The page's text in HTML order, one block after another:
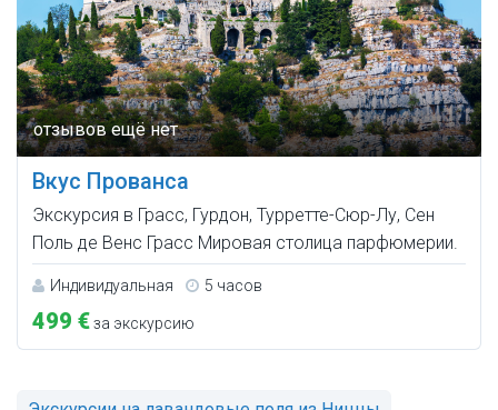
Вкус Прованса
Экскурсия в Грасс, Гурдон, Турретте-Сюр-Лу, Сен
Поль де Венс Грасс Мировая столица парфюмерии.
Индивидуальная 5 часов
499 €за экскурсию